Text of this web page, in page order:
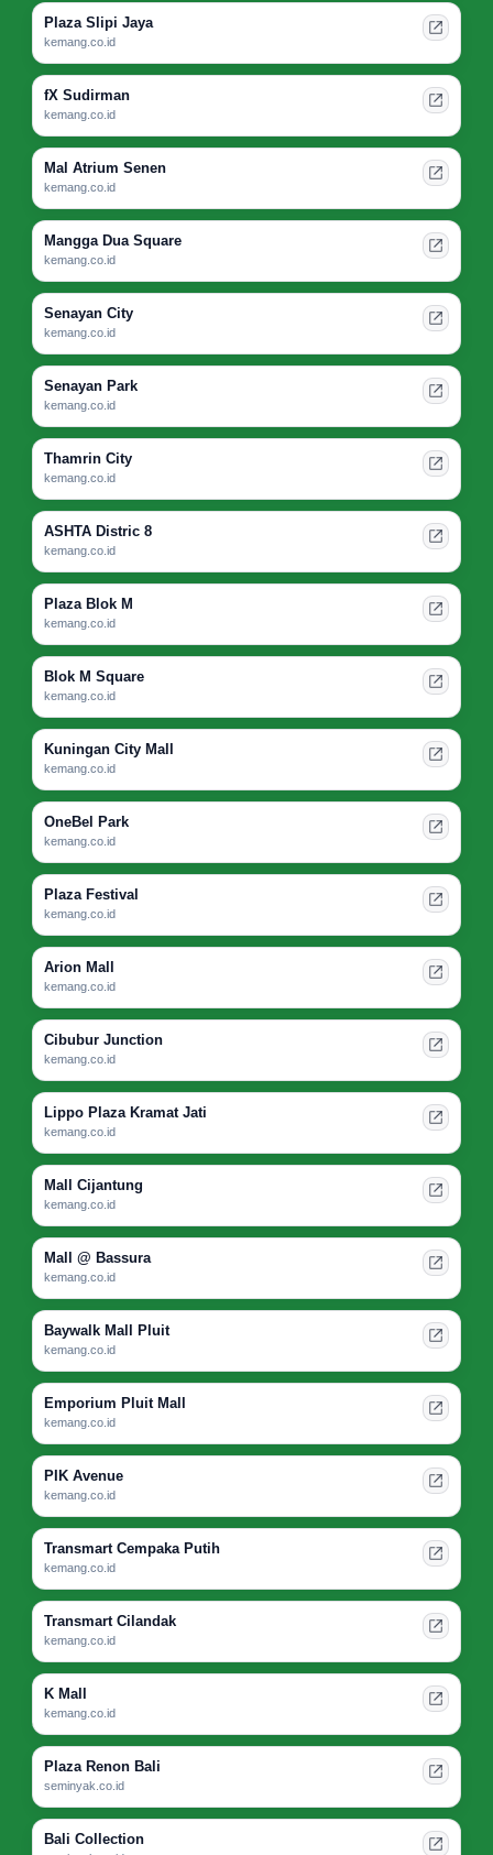
Plaza Slipi Jaya
kemang.co.id
fX Sudirman
kemang.co.id
Mal Atrium Senen
kemang.co.id
Mangga Dua Square
kemang.co.id
Senayan City
kemang.co.id
Senayan Park
kemang.co.id
Thamrin City
kemang.co.id
ASHTA Distric 8
kemang.co.id
Plaza Blok M
kemang.co.id
Blok M Square
kemang.co.id
Kuningan City Mall
kemang.co.id
OneBel Park
kemang.co.id
Plaza Festival
kemang.co.id
Arion Mall
kemang.co.id
Cibubur Junction
kemang.co.id
Lippo Plaza Kramat Jati
kemang.co.id
Mall Cijantung
kemang.co.id
Mall @ Bassura
kemang.co.id
Baywalk Mall Pluit
kemang.co.id
Emporium Pluit Mall
kemang.co.id
PIK Avenue
kemang.co.id
Transmart Cempaka Putih
kemang.co.id
Transmart Cilandak
kemang.co.id
K Mall
kemang.co.id
Plaza Renon Bali
seminyak.co.id
Bali Collection